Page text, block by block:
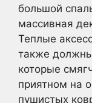
большой
массивная
Теплые
также
которые
приятном на
пушистых